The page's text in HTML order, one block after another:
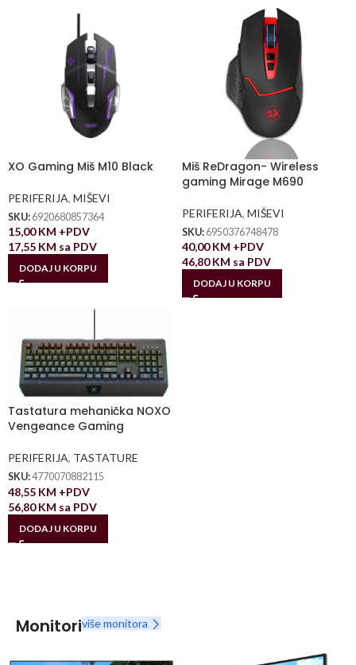
XO Gaming Miš M10 Black
PERIFERIJA, MIŠEVI
SKU: 6920680857364
15,00KM +PDV
17,55 KM sa PDV
DODAJ U KORPU
Miš ReDragon- Wireless
gaming Mirage M690
PERIFERIJA, MIŠEVI
SKU: 6950376748478
40,00KM +PDV
46,80KM sa PDV
DODAJ U KORPU
Tastatura mehanička NOXO
Vengeance Gaming
PERIFERIJA, TASTATURE
SKU:4770070882115
48,55 KM +PDV
56,80KM sa PDV
DODAJ U KORPU
Monitoriviše monitora